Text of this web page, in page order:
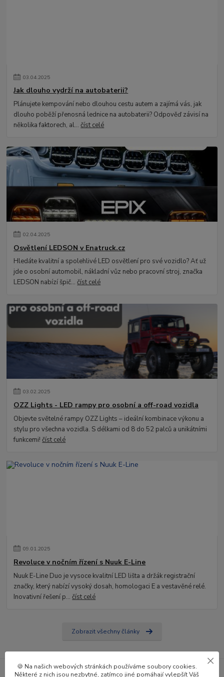
03.04.2025
Jak dlouho vydrží na autobaterii?
Plánujete kempování nebo dlouhou cestu autem a zajímá vás, jak
dlouho poběží přenosná lednice na autobaterii? Odpověď závisí na
několika faktorech, al...číst celé
02.04.2025
Osvětlení LEDSON v Enatruck.cz
Hledáte kvalitní a spolehlivé LED osvětlení pro své vozidlo? Ať už
jde o osobní automobil, nákladní vůz nebo pracovní stroj, značka
LEDSON nabízí špič...číst celé
03.02.2025
OZZ Lights - LED rampy pro osobní a off-road vozidla
Objevte světelné rampy OZZ Lights – ideální kombinace výkonu a
stylu pro všechna vozidla. S délkami od 8 do 52 palců a unikátními
funkcemi!číst celé
09.01.2025
Revoluce v nočním řízení s Nuuk E-Line
Nuuk E-Line Duo je vysoce kvalitní LED lišta a držák registrační
značky, který nabízí vysoký dosah, homologaci E a vestavěné relé.
Inovativní řešení p...číst celé
Zobrazit všechny články
🍪 Na našich webových stránkách používáme soubory cookies.
Některé z nich jsou nezbytné, zatímco jiné pomáhají vylepšít Váš